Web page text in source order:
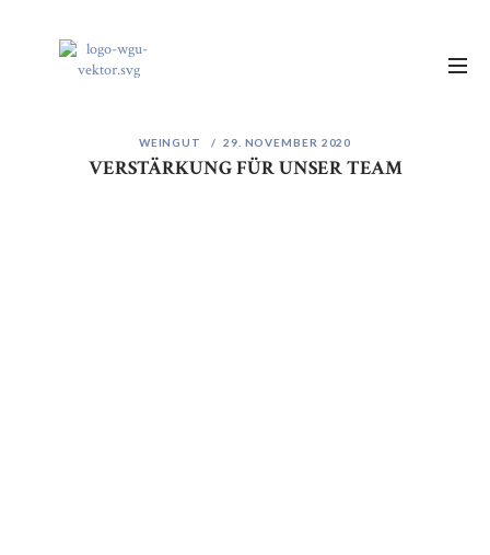
WEINGUT 29. NOVEMBER 2020
VERSTÄRKUNG FÜR UNSER TEAM